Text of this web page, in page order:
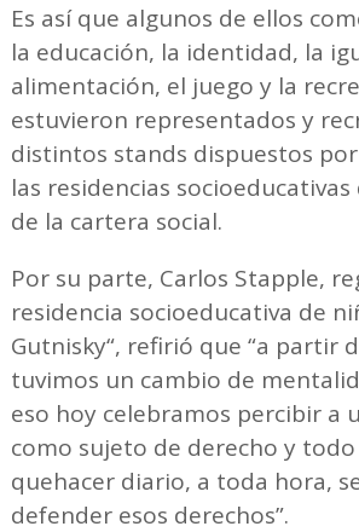
Es así que algunos de ellos
la educación, la identidad, la
alimentación, el juego y la
estuvieron representados y
distintos stands dispuestos
las residencias
de la cartera social.
Por su parte, Carlos Stapple,
residencia socioeducativa de
Gutnisky“, refirió que “a partir
tuvimos un cambio de
eso hoy celebramos percibir a
como sujeto de derecho y
quehacer diario, a toda hora,
defender esos derechos”.